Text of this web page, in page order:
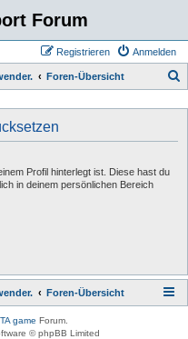
Forum
Anmelden
Registrieren
Foren-Übersicht
Profil hinterlegt ist. Diese hast du
in deinem persönlichen Bereich
Foren-Übersicht
game Forum.
© phpBB Limited